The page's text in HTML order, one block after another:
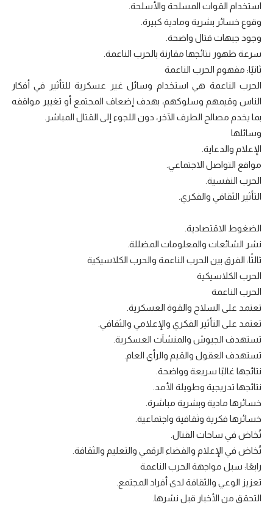
استخدام القوات المسلحة والأسلحة.
وقوع خسائر بشرية ومادية كبيرة.
وجود جبهات قتال واضحة.
سرعة ظهور نتائجها مقارنة بالحرب الناعمة.
ثانيًا: مفهوم الحرب الناعمة
الحرب الناعمة هي استخدام وسائل غير عسكرية للتأثير في أفكار
الناس وقيمهم وسلوكهم، بهدف إضعاف المجتمع أو تغيير مواقفه
بما يخدم مصالح الطرف الآخر، دون اللجوء إلى القتال المباشر.
وسائلها
الإعلام والدعاية.
مواقع التواصل الاجتماعي.
الحرب النفسية.
التأثير الثقافي والفكري.
الضغوط الاقتصادية.
نشر الشائعات والمعلومات المضللة.
ثالثًا: الفرق بين الحرب الناعمة والحرب الكلاسيكية
الحرب الكلاسيكية
الحرب الناعمة
تعتمد على السلاح والقوة العسكرية.
تعتمد على التأثير الفكري والإعلامي والثقافي.
تستهدف الجيوش والمنشآت العسكرية.
تستهدف العقول والقيم والرأي العام.
نتائجها غالبًا سريعة وواضحة.
نتائجها تدريجية وطويلة الأمد.
خسائرها مادية وبشرية مباشرة.
خسائرها فكرية وثقافية واجتماعية.
تُخاض في ساحات القتال.
تُخاض في الإعلام والفضاء الرقمي والتعليم والثقافة.
رابعًا: سبل مواجهة الحرب الناعمة
تعزيز الوعي والثقافة لدى أفراد المجتمع.
التحقق من الأخبار قبل نشرها.